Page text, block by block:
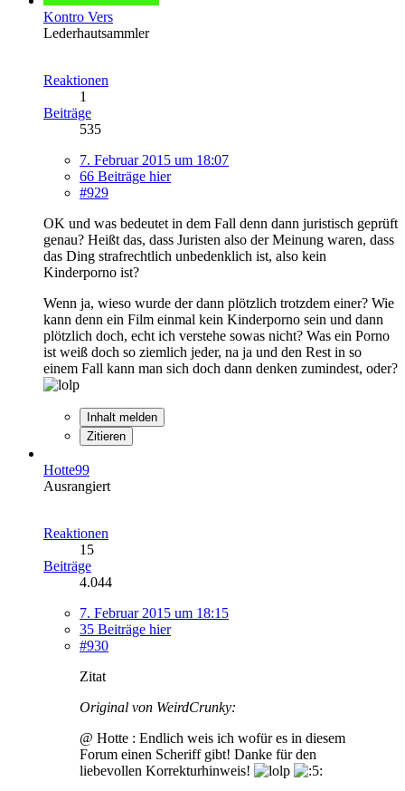
Kontro Vers
Lederhautsammler
Reaktionen
1
Beiträge
535
7. Februar 2015 um 18:07
66 Beiträge hier
#929
OK und was bedeutet in dem Fall denn dann juristisch geprüft
genau? Heißt das, dass Juristen also der Meinung waren, dass
das Ding strafrechtlich unbedenklich ist, also kein
Kinderporno ist?
Wenn ja, wieso wurde der dann plötzlich trotzdem einer? Wie
kann denn ein Film einmal kein Kinderporno sein und dann
plötzlich doch, echt ich verstehe sowas nicht? Was ein Porno
ist weiß doch so ziemlich jeder, na ja und den Rest in so
einem Fall kann man sich doch dann denken zumindest, oder?
Inhalt melden
Zitieren
Hotte99
Ausrangiert
Reaktionen
15
Beiträge
4.044
7. Februar 2015 um 18:15
35 Beiträge hier
#930
Zitat
Original von WeirdCrunky:
@ Hotte : Endlich weis ich wofür es in diesem
Forum einen Scheriff gibt! Danke für den
liebevollen Korrekturhinweis!